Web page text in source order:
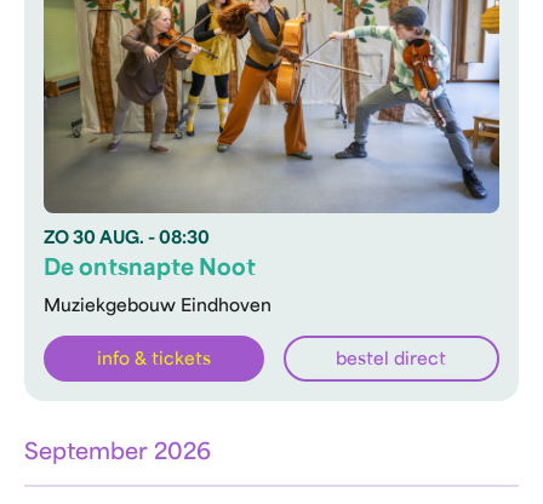
ZO 30 AUG. - 08:30
Muziekgebouw Eindhoven
De ontsnapte Noot
info & tickets bestel direct
September 2026